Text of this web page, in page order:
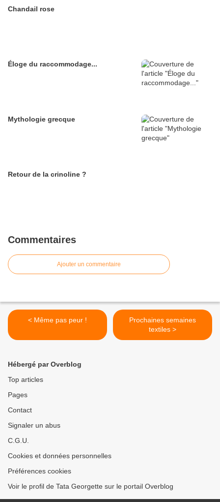
Chandail rose
Éloge du raccommodage...
Mythologie grecque
Retour de la crinoline ?
Commentaires
Ajouter un commentaire
< Même pas peur !
Prochaines semaines
textiles >
Hébergé par Overblog
Top articles
Pages
Contact
Signaler un abus
C.G.U.
Cookies et données personnelles
Préférences cookies
Voir le profil de Tata Georgette sur le portail Overblog